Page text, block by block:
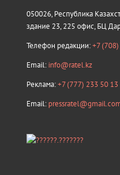
050026, Республика
здание 23, 225 офис, БЦ
Телефон редакции:+7
Email: info@ratel.kz
Реклама:+7 (777) 233 50 13
Email: